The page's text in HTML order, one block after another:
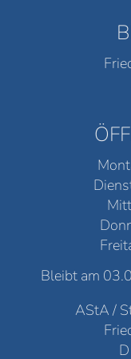
Bleibt am
AStA /